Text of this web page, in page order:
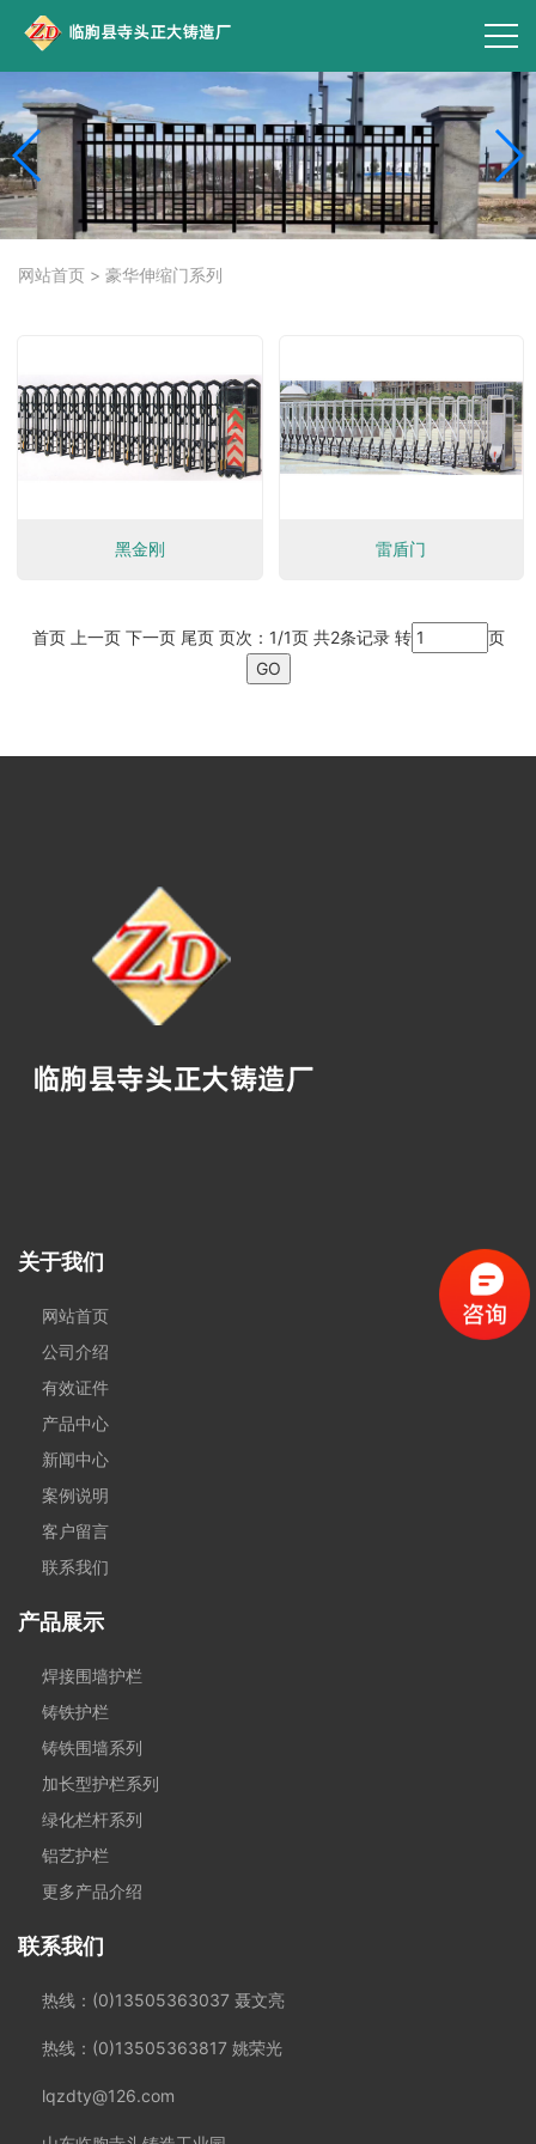
网站首页 > 豪华伸缩门系列
黑金刚 雷盾门
首页 上一页 下一页 尾页 页次：1/1页 共2条记录 转 页
关于我们
网站首页
公司介绍
有效证件
产品中心
新闻中心
案例说明
客户留言
联系我们
产品展示
焊接围墙护栏
铸铁护栏
铸铁围墙系列
加长型护栏系列
绿化栏杆系列
铝艺护栏
更多产品介绍
联系我们
热线：(0)13505363037 聂文亮
热线：(0)13505363817 姚荣光
lqzdty@126.com